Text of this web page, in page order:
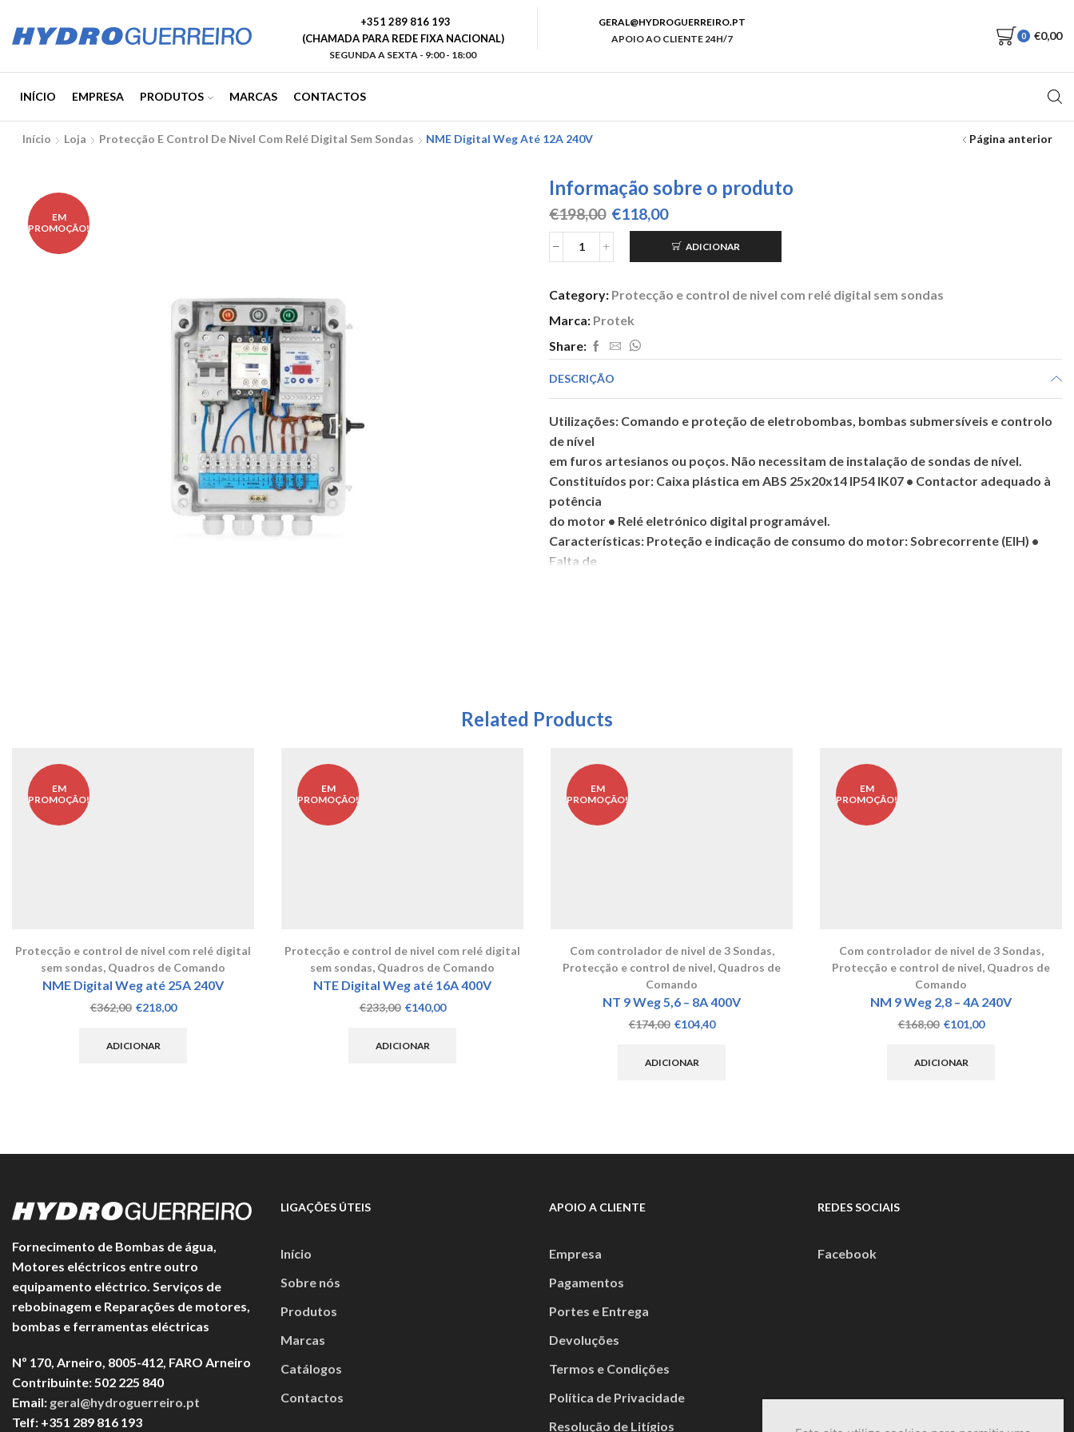
+351 289 816 193
(CHAMADA PARA REDE FIXA NACIONAL)
SEGUNDA A SEXTA - 9:00 - 18:00
GERAL@HYDROGUERREIRO.PT
APOIO AO CLIENTE 24H/7
0 €0,00
INÍCIO EMPRESA PRODUTOS MARCAS CONTACTOS
Início Loja Protecção E Control De Nivel Com Relé Digital Sem Sondas NME Digital Weg Até 12A 240V Página anterior
EM
PROMOÇÃO!
Informação sobre o produto
€198,00 O
preço
original
era:
€198,00.
€118,00O
preço
atual
é:
€118,00.
Quantidade
Digital
Weg
12A
ADICIONAR
Category: Protecção e control de nivel com relé digital sem sondas
Marca: Protek
Share:
DESCRIÇÃO
Utilizações: Comando e proteção de eletrobombas, bombas submersíveis e controlo
de nível
em furos artesianos ou poços. Não necessitam de instalação de sondas de nível.
Constituídos por: Caixa plástica em ABS 25x20x14 IP54 IK07 • Contactor adequado à
potência
do motor • Relé eletrónico digital programável.
Características: Proteção e indicação de consumo do motor: Sobrecorrente (EIH) •
Falta de
Related Products
EM
PROMOÇÃO!
Protecção e control de nivel com relé digital
sem sondas, Quadros de Comando
NME Digital Weg até 25A 240V
€362,00 O
original
€218,00O
ADICIONAR
EM
PROMOÇÃO!
Protecção e control de nivel com relé digital
sem sondas, Quadros de Comando
NTE Digital Weg até 16A 400V
€233,00 O
original
€140,00O
ADICIONAR
EM
PROMOÇÃO!
Com controlador de nivel de 3 Sondas,
Protecção e control de nivel, Quadros de
Comando
NT 9 Weg 5,6 – 8A 400V
€174,00 O
original
€104,40O
ADICIONAR
EM
PROMOÇÃO!
Com controlador de nivel de 3 Sondas,
Protecção e control de nivel, Quadros de
Comando
NM 9 Weg 2,8 – 4A 240V
€168,00 O
original
€101,00O
ADICIONAR
Fornecimento de Bombas de água,
Motores eléctricos entre outro
equipamento eléctrico. Serviços de
rebobinagem e Reparações de motores,
bombas e ferramentas eléctricas
Nº 170, Arneiro, 8005-412, FARO Arneiro
Contribuinte: 502 225 840
Email: geral@hydroguerreiro.pt
Telf: +351 289 816 193
LIGAÇÕES ÚTEIS
Início
Sobre nós
Produtos
Marcas
Catálogos
Contactos
APOIO A CLIENTE
Empresa
Pagamentos
Portes e Entrega
Devoluções
Termos e Condições
Política de Privacidade
Resolução de Litígios
REDES SOCIAIS
Facebook